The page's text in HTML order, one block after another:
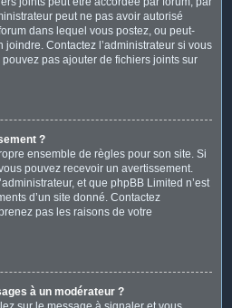
peut ne pas avoir autorisé
dans lequel vous postez, ou peut-
Contactez l’administrateur si vous
pas ajouter de fichiers joints sur
?
ensemble de règles pour son site. Si
pouvez recevoir un avertissement.
et que phpBB Limited n’est
d’un site donné. Contactez
pas les raisons de votre
à un modérateur ?